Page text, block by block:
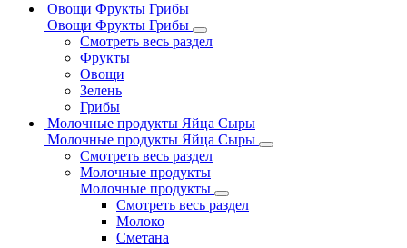
Овощи Фрукты Грибы
Овощи Фрукты Грибы
Смотреть весь раздел
Фрукты
Овощи
Зелень
Грибы
Молочные продукты Яйца Сыры
Молочные продукты Яйца Сыры
Смотреть весь раздел
Молочные продукты
Молочные продукты
Смотреть весь раздел
Молоко
Сметана